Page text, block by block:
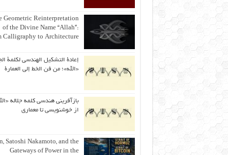
Geometric Reinterpretation
of the Divine Name “Allah”:
Calligraphy to Architecture
إعادة التشكيل الهندسي لكلمة
«الله»؛ من فن الخط إلى العمارة
بازآفرینی هندسی کلمه جلاله
از خوشنویسی تا معماری
Satoshi Nakamoto, and the
Gateways of Power in the